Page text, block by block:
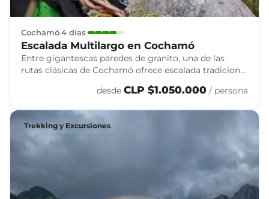
Cochamó 4 días
Escalada Multilargo en Cochamó
Entre gigantescas paredes de granito, una de las
rutas clásicas de Cochamó ofrece escalada tradicional
desde CLP $1.050.000 / persona
Trekking y Excursiones